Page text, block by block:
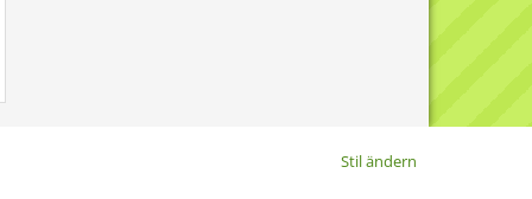
Stil ändern